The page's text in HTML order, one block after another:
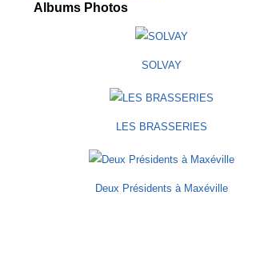
Albums Photos
SOLVAY
LES BRASSERIES
Deux Présidents à Maxéville